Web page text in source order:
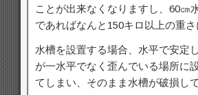
ことが出来なくなりますし、60㎝
であればなんと150キロ以上の重
水槽を設置する場合、水平で安定
が一水平でなく歪んでいる場所に
てしまい、そのまま水槽が破損し